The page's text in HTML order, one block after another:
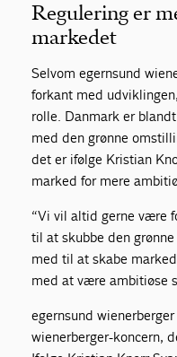
Regulering er
markedet
Selvom egernsund
forkant med
rolle. Danmark er
med den grønne
det er ifølge Kristian
marked for mere
“Vi vil altid gerne være
til at skubbe den
med til at skabe
med at være ambitiøse
egernsund
wienerberger-koncern,